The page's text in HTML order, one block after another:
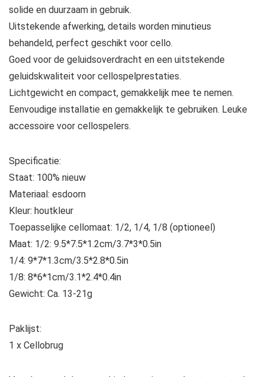
solide en duurzaam in gebruik.
Uitstekende afwerking, details worden minutieus
behandeld, perfect geschikt voor cello.
Goed voor de geluidsoverdracht en een uitstekende
geluidskwaliteit voor cellospelprestaties.
Lichtgewicht en compact, gemakkelijk mee te nemen.
Eenvoudige installatie en gemakkelijk te gebruiken. Leuke
accessoire voor cellospelers.
Specificatie:
Staat: 100% nieuw
Materiaal: esdoorn
Kleur: houtkleur
Toepasselijke cellomaat: 1/2, 1/4, 1/8 (optioneel)
Maat: 1/2: 9.5*7.5*1.2cm/3.7*3*0.5in
1/4: 9*7*1.3cm/3.5*2.8*0.5in
1/8: 8*6*1cm/3.1*2.4*0.4in
Gewicht: Ca. 13-21g
Paklijst:
1 x Cellobrug